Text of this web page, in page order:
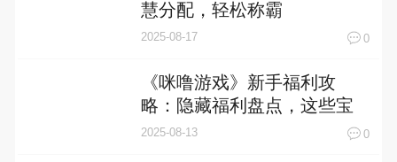
慧分配，轻松称霸
2025-08-17 0
《咪噜游戏》新手福利攻
略：隐藏福利盘点，这些宝
藏你挖到了吗？
2025-08-13 0